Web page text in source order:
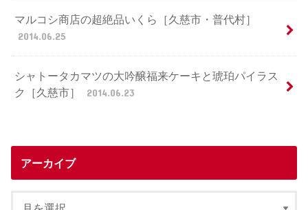
マルコシ商店の超絶品いくら［久慈市・普代村］
2014.06.25
シャトータカマツの大吟醸福来ケーキと琥珀パイラス
ク［久慈市］
2014.06.23
アーカイブ